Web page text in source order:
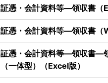
証憑・会計資料等―領収書（
証憑・会計資料等―領収書（
証憑・会計資料等―領収書―
（一体型）（Excel版）